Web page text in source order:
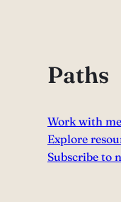
Paths
Work with me
Explore
Subscribe to